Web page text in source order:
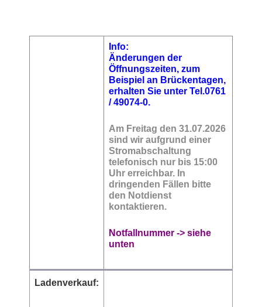
Info:
Änderungen der
Öffnungszeiten, zum
Beispiel an Brückentagen,
erhalten Sie unter Tel.0761
/ 49074-0.
Am Freitag den 31.07.2026
sind wir aufgrund einer
Stromabschaltung
telefonisch nur bis 15:00
Uhr erreichbar. In
dringenden Fällen bitte
den Notdienst
kontaktieren.
Notfallnummer -> siehe
unten
Ladenverkauf: